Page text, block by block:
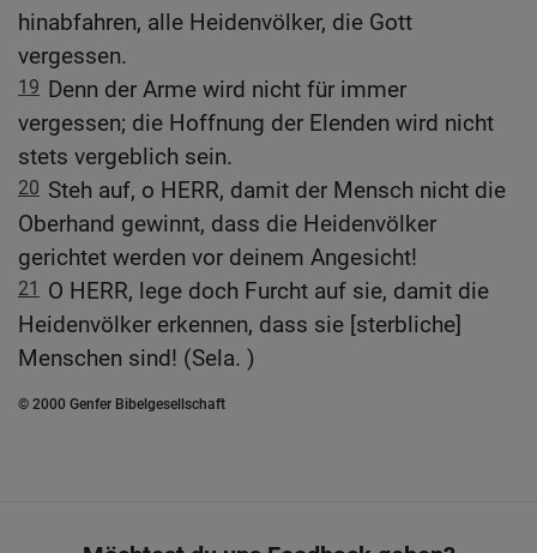
hinabfahren, alle Heidenvölker, die Gott
vergessen.
19 Denn der Arme wird nicht für immer
vergessen; die Hoffnung der Elenden wird nicht
stets vergeblich sein.
20 Steh auf, o HERR, damit der Mensch nicht die
Oberhand gewinnt, dass die Heidenvölker
gerichtet werden vor deinem Angesicht!
21 O HERR, lege doch Furcht auf sie, damit die
Heidenvölker erkennen, dass sie [sterbliche]
Menschen sind! (Sela. )
© 2000 Genfer Bibelgesellschaft